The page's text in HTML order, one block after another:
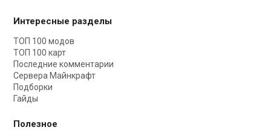
Интересные разделы
ТОП 100 модов
ТОП 100 карт
Последние комментарии
Сервера Майнкрафт
Подборки
Гайды
Полезное